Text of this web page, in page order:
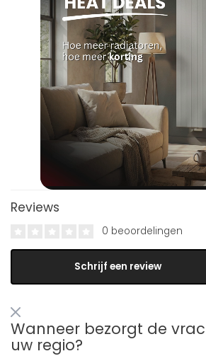
Reviews
0 beoordelingen
Schrijf een review
Wanneer bezorgt de
uw regio?